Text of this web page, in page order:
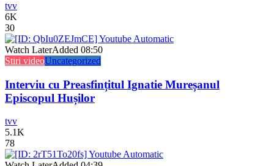
tvv
6K
30
Watch LaterAdded 08:50
Stiri videoUncategorized
Interviu cu Preasfințitul Ignatie Mureșanul
Episcopul Hușilor
tvv
5.1K
78